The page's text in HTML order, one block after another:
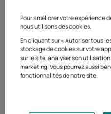
Facilités de
Découvrez les avantages
Pour améliorer votre expérience
nous utilisons des cookies.
En cliquant sur « Autoriser tous
stockage de cookies sur votre
sur le site, analyser son
marketing. Vous pourrez aussi
fonctionnalités de notre site.